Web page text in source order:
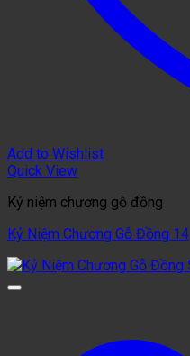
Add to Wishlist
Quick View
Kỷ niệm chương gỗ đồng
Kỷ Niệm Chương Gỗ Đồng 14